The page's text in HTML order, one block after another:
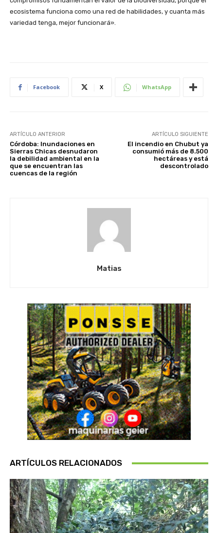
ecosistema funciona como una red de habilidades, y cuanta más
variedad tenga, mejor funcionará».
Facebook X WhatsApp
ARTÍCULO ANTERIOR
Córdoba: Inundaciones en
Sierras Chicas desnudaron
la debilidad ambiental en la
que se encuentran las
cuencas de la región
ARTÍCULO SIGUIENTE
El incendio en Chubut ya
consumió más de 8.500
hectáreas y está
descontrolado
Matias
ARTÍCULOS RELACIONADOS